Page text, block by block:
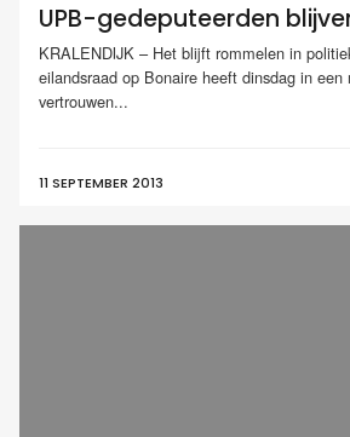
UPB-gedeputeerden
KRALENDIJK – Het blijft rommelen in
eilandsraad op Bonaire heeft dinsdag in een
vertrouwen...
11 SEPTEMBER 2013